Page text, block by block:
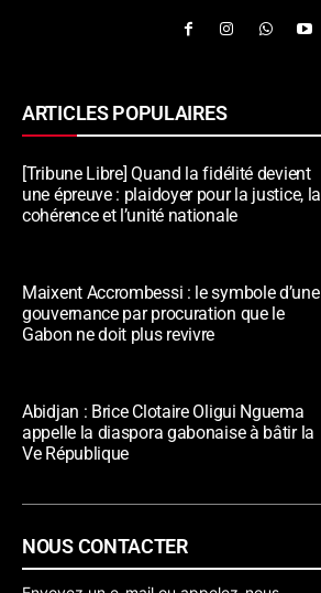
ARTICLES POPULAIRES
[Tribune Libre] Quand la fidélité devient
une épreuve : plaidoyer pour la justice, la
cohérence et l’unité nationale
Maixent Accrombessi : le symbole d’une
gouvernance par procuration que le
Gabon ne doit plus revivre
Abidjan : Brice Clotaire Oligui Nguema
appelle la diaspora gabonaise à bâtir la
Ve République
NOUS CONTACTER